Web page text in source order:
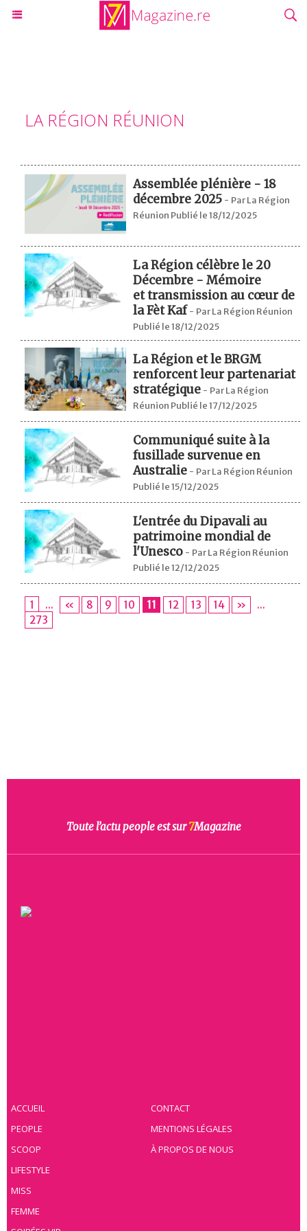
LA RÉGION RÉUNION
Assemblée plénière - 18
décembre 2025 - Par La Région
Réunion Publié le 18/12/2025
La Région célèbre le 20
Décembre - Mémoire
et transmission au cœur de
la Fèt Kaf - Par La Région Réunion
Publié le 18/12/2025
La Région et le BRGM
renforcent leur partenariat
stratégique - Par La Région
Réunion Publié le 17/12/2025
Communiqué suite à la
fusillade survenue en
Australie - Par La Région Réunion
Publié le 15/12/2025
L'entrée du Dipavali au
patrimoine mondial de
l'Unesco - Par La Région Réunion
Publié le 12/12/2025
1 ... « 8 9 10 11 12 13 14 »
...
273
Toute l’actu people est sur7Magazine
ACCUEIL
PEOPLE
SCOOP
LIFESTYLE
MISS
FEMME
CONTACT
MENTIONS LÉGALES
À PROPOS DE NOUS